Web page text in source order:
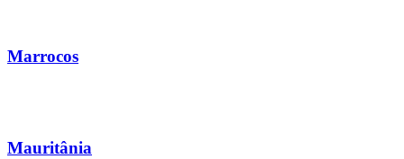
Marrocos
Mauritânia